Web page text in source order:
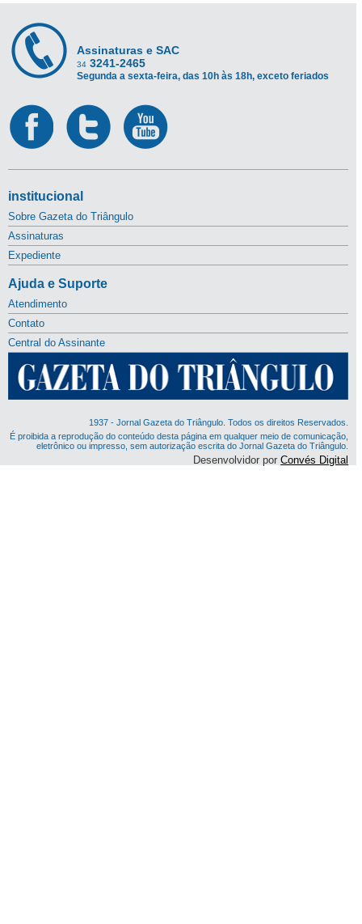
Assinaturas e SAC
34 3241-2465
Segunda a sexta-feira, das 10h às 18h, exceto feriados
institucional
Sobre Gazeta do Triângulo
Assinaturas
Expediente
Ajuda e Suporte
Atendimento
Contato
Central do Assinante
1937 - Jornal Gazeta do Triângulo. Todos os direitos Reservados.
É proibida a reprodução do conteúdo desta página em qualquer meio de comunicação,
eletrônico ou impresso, sem autorização escrita do Jornal Gazeta do Triângulo.
Desenvolvidor porConvés Digital